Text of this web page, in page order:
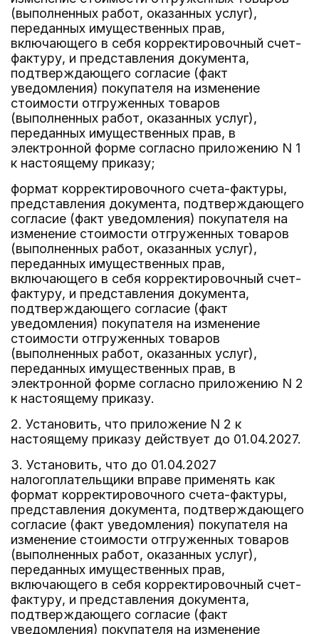
(выполненных работ, оказанных услуг),
переданных имущественных прав,
включающего в себя корректировочный счет-
фактуру, и представления документа,
подтверждающего согласие (факт
уведомления) покупателя на изменение
стоимости отгруженных товаров
(выполненных работ, оказанных услуг),
переданных имущественных прав, в
электронной форме согласно приложению N 1
к настоящему приказу;
формат корректировочного счета-фактуры,
представления документа, подтверждающего
согласие (факт уведомления) покупателя на
изменение стоимости отгруженных товаров
(выполненных работ, оказанных услуг),
переданных имущественных прав,
включающего в себя корректировочный счет-
фактуру, и представления документа,
подтверждающего согласие (факт
уведомления) покупателя на изменение
стоимости отгруженных товаров
(выполненных работ, оказанных услуг),
переданных имущественных прав, в
электронной форме согласно приложению N 2
к настоящему приказу.
2. Установить, что приложение N 2 к
настоящему приказу действует до 01.04.2027.
3. Установить, что до 01.04.2027
налогоплательщики вправе применять как
формат корректировочного счета-фактуры,
представления документа, подтверждающего
согласие (факт уведомления) покупателя на
изменение стоимости отгруженных товаров
(выполненных работ, оказанных услуг),
переданных имущественных прав,
включающего в себя корректировочный счет-
фактуру, и представления документа,
подтверждающего согласие (факт
уведомления) покупателя на изменение